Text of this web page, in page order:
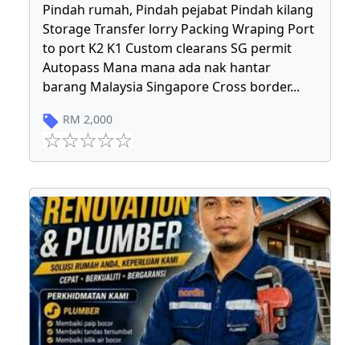
Pindah rumah, Pindah pejabat Pindah kilang
Storage Transfer lorry Packing Wraping Port
to port K2 K1 Custom clearans SG permit
Autopass Mana mana ada nak hantar
barang Malaysia Singapore Cross border...
RM 2,000